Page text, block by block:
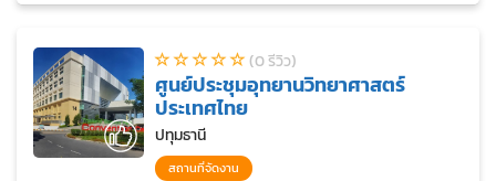
(0 รีวิว)
ศูนย์ประชุมอุทยานวิทยาศาสตร์
ประเทศไทย
ปทุมธานี
สถานที่จัดงาน